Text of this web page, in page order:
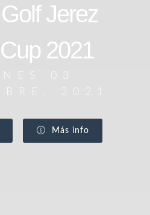
Jerez
2021
03
2021
Más info